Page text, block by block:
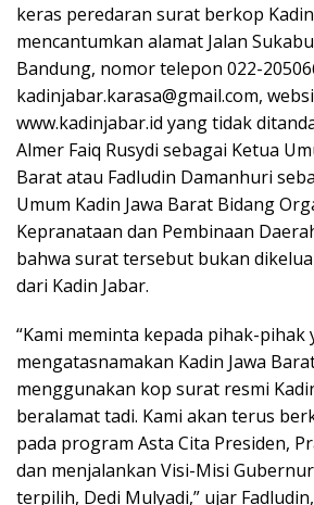
keras peredaran surat berkop
mencantumkan alamat Jalan
Bandung, nomor telepon 022-
kadinjabar.karasa@gmail.com,
www.kadinjabar.id yang tidak
Almer Faiq Rusydi sebagai Ketua
Barat atau Fadludin Damanhuri
Umum Kadin Jawa Barat Bidang
Kepranataan dan Pembinaan
bahwa surat tersebut bukan
dari Kadin Jabar.
“Kami meminta kepada pihak-pihak
mengatasnamakan Kadin Jawa
menggunakan kop surat resmi
beralamat tadi. Kami akan terus
pada program Asta Cita Presiden,
dan menjalankan Visi-Misi
terpilih, Dedi Mulyadi,” ujar